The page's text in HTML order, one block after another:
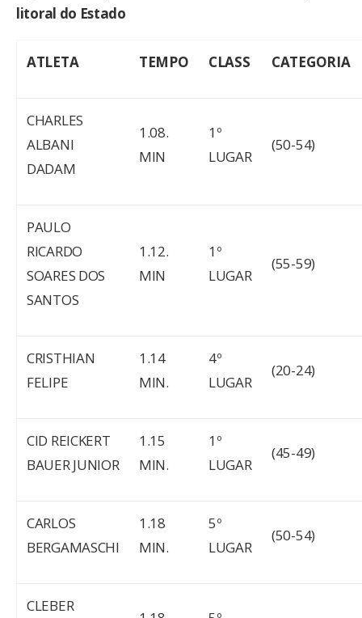
litoral do Estado
ATLETA TEMPO CLASS CATEGORIA
CHARLES
ALBANI
DADAM
1.08.
MIN
1º
LUGAR
(50-54)
PAULO
RICARDO
SOARES DOS
SANTOS
1.12.
MIN
1º
LUGAR
(55-59)
CRISTHIAN
FELIPE
1.14
MIN.
4º
LUGAR
(20-24)
CID REICKERT
BAUER JUNIOR
1.15
MIN.
1º
LUGAR
(45-49)
CARLOS
BERGAMASCHI
1.18
MIN.
5º
LUGAR
(50-54)
CLEBER